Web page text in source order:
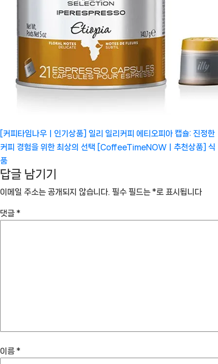
[커피타임나우ㅣ인기상품] 일리 일리커피 에티오피아 캡슐: 진정한
커피 경험을 위한 최상의 선택 [CoffeeTimeNOWㅣ추천상품] 식
품
답글 남기기
이메일 주소는 공개되지 않습니다. 필수 필드는 *로 표시됩니다
댓글 *
이름 *